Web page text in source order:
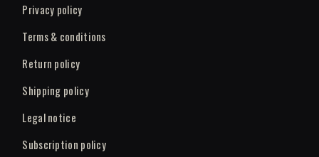
Privacy policy
Terms & conditions
Return policy
Shipping policy
Legal notice
Subscription policy